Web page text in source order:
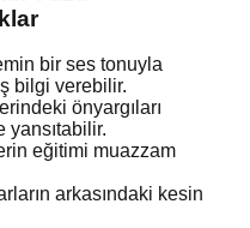
bir ses tonuyla
bilgi verebilir.
önyargıları
yansıtabilir.
eğitimi muazzam
arkasındaki kesin